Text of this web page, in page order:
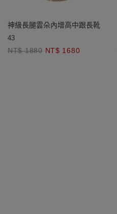
神級長腿雲朵內增高中跟長靴
43
NT$ 1880 NT$ 1680